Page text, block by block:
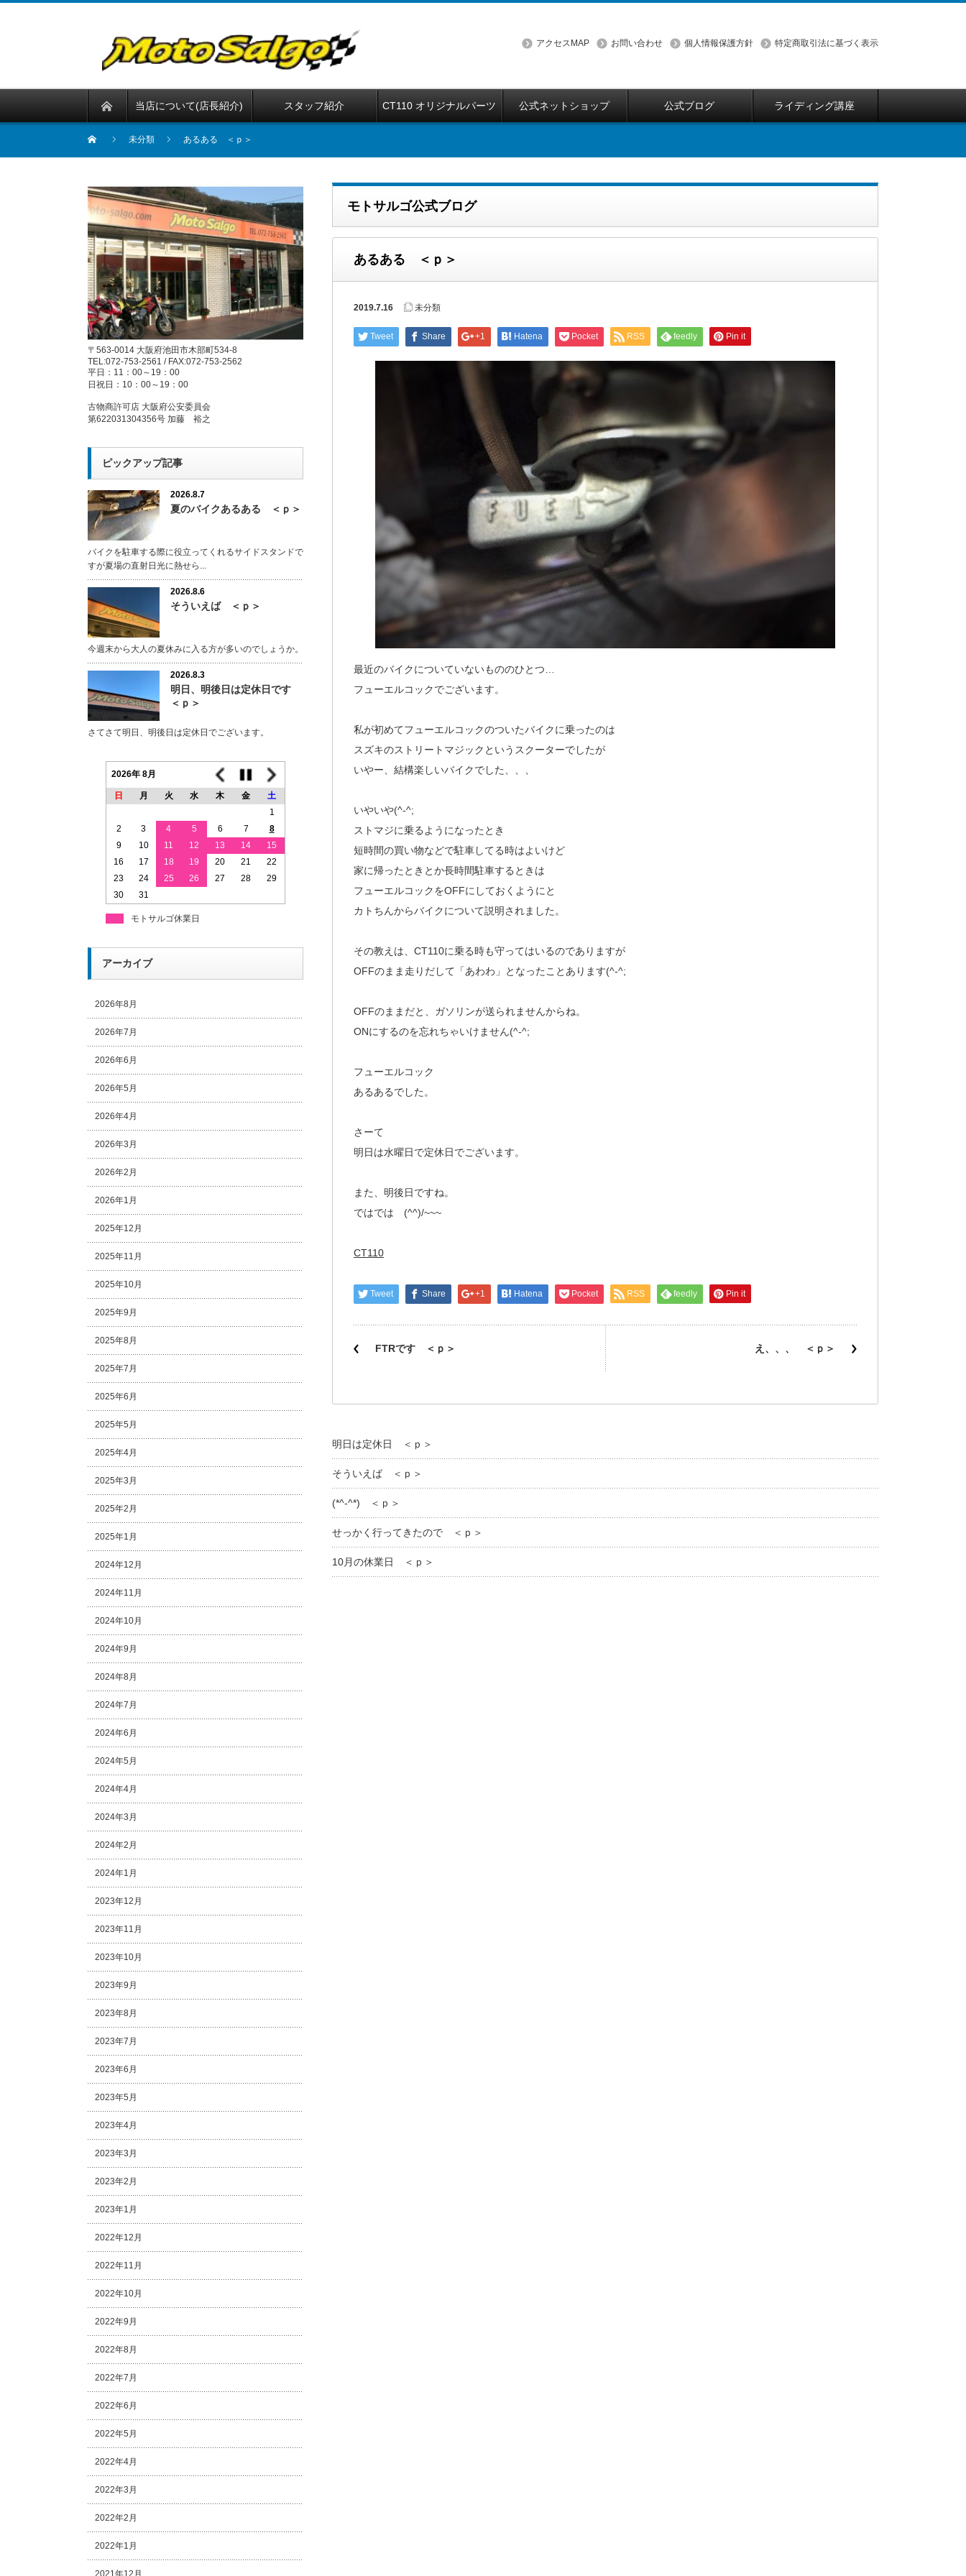
アクセスMAP お問い合わせ 個人情報保護方針 特定商取引法に基づく表示
当店について(店長紹介) スタッフ紹介 CT110 オリジナルパーツ 公式ネットショップ 公式ブログ ライディング講座
未分類 あるある ＜ｐ＞
モトサルゴ公式ブログ
あるある ＜ｐ＞
2019.7.16 未分類
Tweet Share +1 Hatena Pocket RSS feedly Pin it
最近のバイクについていないもののひとつ…
フューエルコックでございます。
私が初めてフューエルコックのついたバイクに乗ったのは
スズキのストリートマジックというスクーターでしたが
いやー、結構楽しいバイクでした、、、
いやいや(^-^;
ストマジに乗るようになったとき
短時間の買い物などで駐車してる時はよいけど
家に帰ったときとか長時間駐車するときは
フューエルコックをOFFにしておくようにと
カトちんからバイクについて説明されました。
その教えは、CT110に乗る時も守ってはいるのでありますが
OFFのまま走りだして「あわわ」となったことあります(^-^;
OFFのままだと、ガソリンが送られませんからね。
ONにするのを忘れちゃいけません(^-^;
フューエルコック
あるあるでした。
さーて
明日は水曜日で定休日でございます。
また、明後日ですね。
ではでは (^^)/~~~
CT110
Tweet Share +1 Hatena Pocket RSS feedly Pin it
FTRです ＜ｐ＞ え、、、 ＜ｐ＞
明日は定休日 ＜ｐ＞
そういえば ＜ｐ＞
(*^-^*) ＜ｐ＞
せっかく行ってきたので ＜ｐ＞
10月の休業日 ＜ｐ＞
〒563-0014 大阪府池田市木部町534-8
TEL:072-753-2561 / FAX:072-753-2562
平日：11：00～19：00
日祝日：10：00～19：00
古物商許可店 大阪府公安委員会
第622031304356号 加藤 裕之
ピックアップ記事
2026.8.7
夏のバイクあるある ＜ｐ＞
バイクを駐車する際に役立ってくれるサイドスタンドで
すが夏場の直射日光に熱せら...
2026.8.6
そういえば ＜ｐ＞
今週末から大人の夏休みに入る方が多いのでしょうか。
2026.8.3
明日、明後日は定休日です
＜ｐ＞
さてさて明日、明後日は定休日でございます。
2026年 8月
日 月 火 水 木 金
土
1
2
3 4 5 6 7
8
9
10 11 12 13 14
15
16
17 18 19 20 21
22
23
24 25 26 27 28
29
30
31
モトサルゴ休業日
アーカイブ
2026年8月
2026年7月
2026年6月
2026年5月
2026年4月
2026年3月
2026年2月
2026年1月
2025年12月
2025年11月
2025年10月
2025年9月
2025年8月
2025年7月
2025年6月
2025年5月
2025年4月
2025年3月
2025年2月
2025年1月
2024年12月
2024年11月
2024年10月
2024年9月
2024年8月
2024年7月
2024年6月
2024年5月
2024年4月
2024年3月
2024年2月
2024年1月
2023年12月
2023年11月
2023年10月
2023年9月
2023年8月
2023年7月
2023年6月
2023年5月
2023年4月
2023年3月
2023年2月
2023年1月
2022年12月
2022年11月
2022年10月
2022年9月
2022年8月
2022年7月
2022年6月
2022年5月
2022年4月
2022年3月
2022年2月
2022年1月
2021年12月